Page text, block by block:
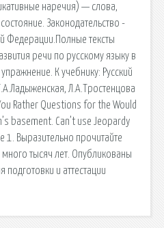
наречия) — слова,
Законодательство -
Федерации.Полные тексты
речи по русскому языку в
К учебнику: Русский
Л.А.Тростенцова
Rather Questions for the Would
basement. Can’t use Jeopardy
1. Выразительно прочитайте
много тысяч лет. Опубликованы
и аттестации